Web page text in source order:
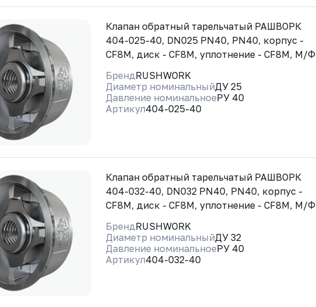
Клапан обратный тарельчатый РАШВОРК
404-025-40, DN025 PN40, PN40, корпус -
CF8M, диск - CF8M, уплотнение - CF8M, М/Ф
БрендRUSHWORK
Диаметр номинальныйДУ 25
Давление номинальноеРУ 40
Артикул404-025-40
Клапан обратный тарельчатый РАШВОРК
404-032-40, DN032 PN40, PN40, корпус -
CF8M, диск - CF8M, уплотнение - CF8M, М/Ф
БрендRUSHWORK
Диаметр номинальныйДУ 32
Давление номинальноеРУ 40
Артикул404-032-40